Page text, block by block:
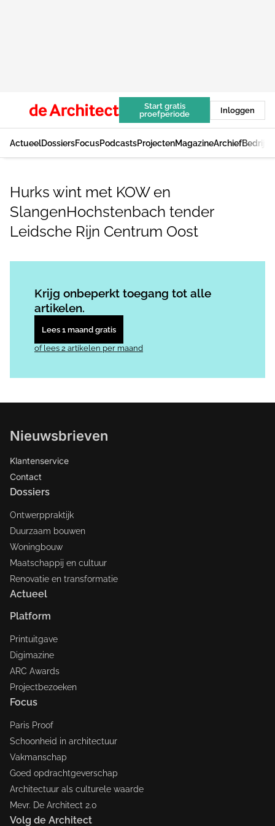
Start gratis
proefperiode
Inloggen
ActueelDossiersFocusPodcastsProjectenMagazineArchief
Hurks wint met KOW en
SlangenHochstenbach tender
Leidsche Rijn Centrum Oost
Krijg onbeperkt toegang tot alle
artikelen.
Lees 1 maand gratis
of lees 2 artikelen per maand
Nieuwsbrieven
Klantenservice
Contact
Dossiers
Ontwerppraktijk
Duurzaam bouwen
Woningbouw
Maatschappij en cultuur
Renovatie en transformatie
Actueel
Platform
Printuitgave
Digimazine
ARC Awards
Projectbezoeken
Focus
Paris Proof
Schoonheid in architectuur
Vakmanschap
Goed opdrachtgeverschap
Architectuur als culturele waarde
Mevr. De Architect 2.0
Volg de Architect